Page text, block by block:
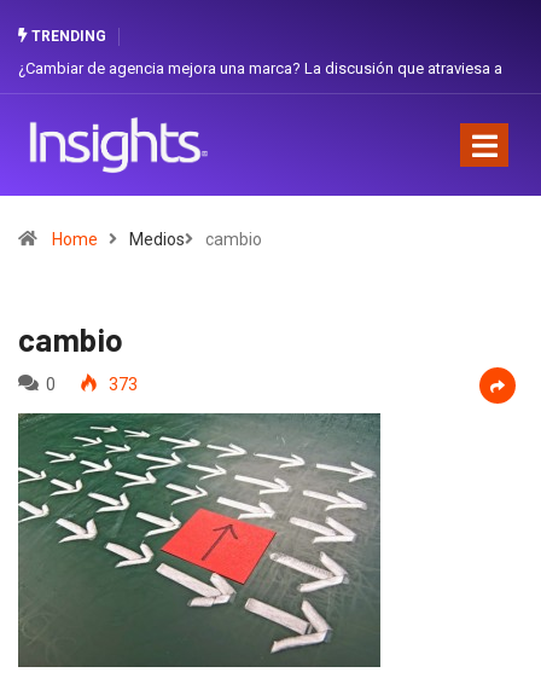
TRENDING
de agencia mejora una marca? La discusión que atraviesa a
Gabriela
Home Medios cambio
cambio
0 373